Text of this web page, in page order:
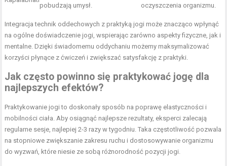
pobudzają umysł. oczyszczenia organizmu.
Integracja technik oddechowych z praktyką jogi może znacząco wpłynąć
na ogólne doświadczenie jogi, wspierając zarówno aspekty fizyczne, jak i
mentalne. Dzięki świadomemu oddychaniu możemy maksymalizować
korzyści płynące z ćwiczeń i zwiększać satysfakcję z praktyki.
Jak często powinno się praktykować jogę dla
najlepszych efektów?
Praktykowanie jogi to doskonały sposób na poprawę elastyczności i
mobilności ciała. Aby osiągnąć najlepsze rezultaty, eksperci zalecają
regularne sesje, najlepiej 2-3 razy w tygodniu. Taka częstotliwość pozwala
na stopniowe zwiększanie zakresu ruchu i dostosowywanie organizmu
do wyzwań, które niesie ze sobą różnorodność pozycji jogi.